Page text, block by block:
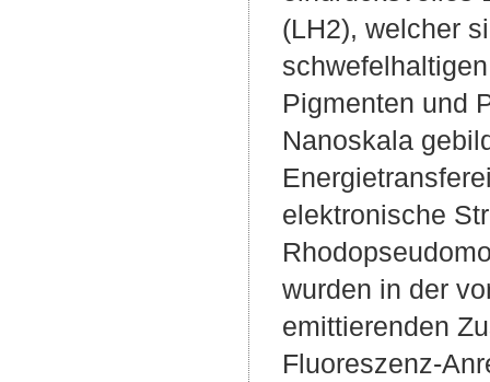
(LH2), welcher
Pigmenten und
Nanoskala
elektronische
wurden in der
emittierenden
Fluoreszenz-